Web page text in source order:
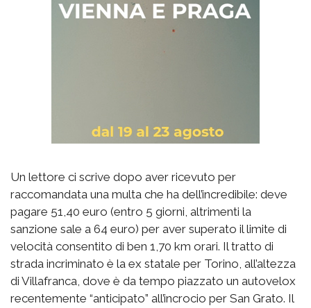
Un lettore ci scrive dopo aver ricevuto per
raccomandata una multa che ha dell’incredibile: deve
pagare 51,40 euro (entro 5 giorni, altrimenti la
sanzione sale a 64 euro) per aver superato il limite di
velocità consentito di ben 1,70 km orari. Il tratto di
strada incriminato è la ex statale per Torino, all’altezza
di Villafranca, dove è da tempo piazzato un autovelox
recentemente “anticipato” all’incrocio per San Grato. Il